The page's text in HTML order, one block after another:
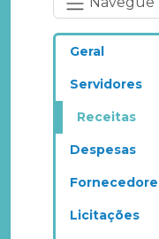
Geral
Servidores
Receitas
Despesas
Licitações